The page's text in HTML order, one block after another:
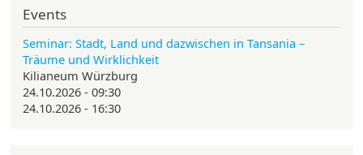
Events
Seminar: Stadt, Land und dazwischen in Tansania –
Träume und Wirklichkeit
Kilianeum Würzburg
24.10.2026 - 09:30
24.10.2026 - 16:30